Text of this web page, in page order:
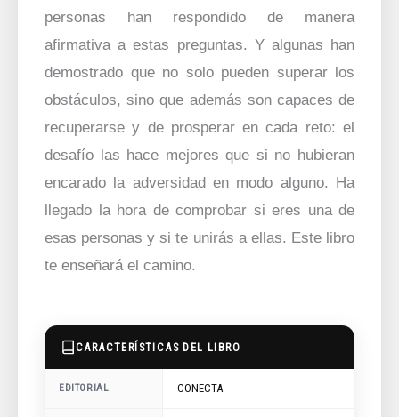
personas han respondido de manera
afirmativa a estas preguntas. Y algunas han
demostrado que no solo pueden superar los
obstáculos, sino que además son capaces de
recuperarse y de prosperar en cada reto: el
desafío las hace mejores que si no hubieran
encarado la adversidad en modo alguno. Ha
llegado la hora de comprobar si eres una de
esas personas y si te unirás a ellas. Este libro
te enseñará el camino.
CARACTERÍSTICAS DEL LIBRO
EDITORIAL CONECTA